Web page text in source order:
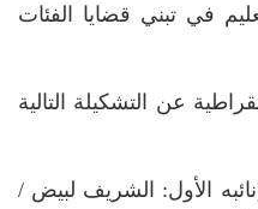
في تبني قضايا الفئات
عن التشكيلة التالية
الأول: الشريف لبيض /